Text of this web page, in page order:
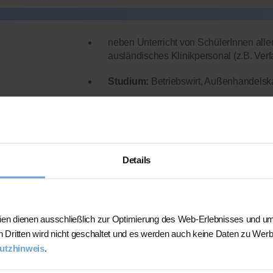
Details
dienen ausschließlich zur Optimierung des Web-Erlebnisses und
Dritten wird nicht geschaltet und es werden auch keine Daten zu
.
neben Unterricht von SchülerInnen
ausländisches Klinikpersonal (z.B.
Studium: Betriebswirt,
Mehr Infos